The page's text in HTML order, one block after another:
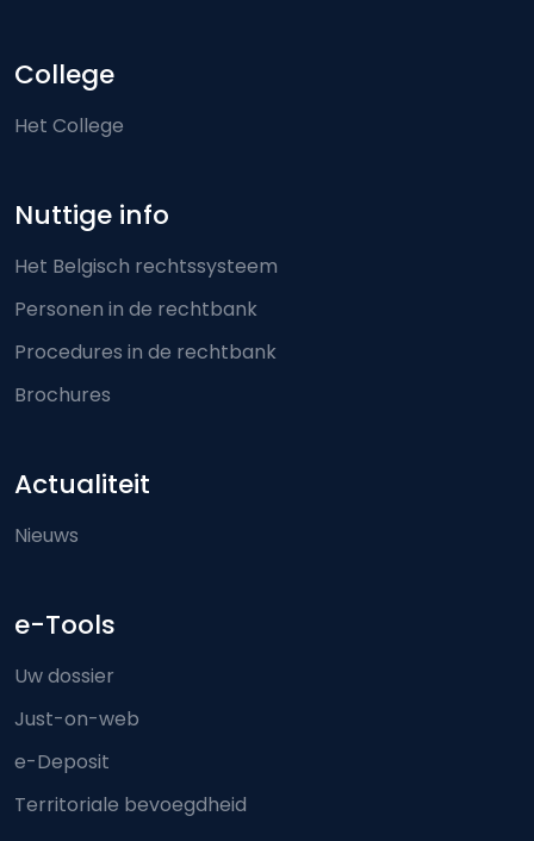
College
Het College
Nuttige info
Het Belgisch rechtssysteem
Personen in de rechtbank
Procedures in de rechtbank
Brochures
Actualiteit
Nieuws
e-Tools
Uw dossier
Just-on-web
e-Deposit
Territoriale bevoegdheid